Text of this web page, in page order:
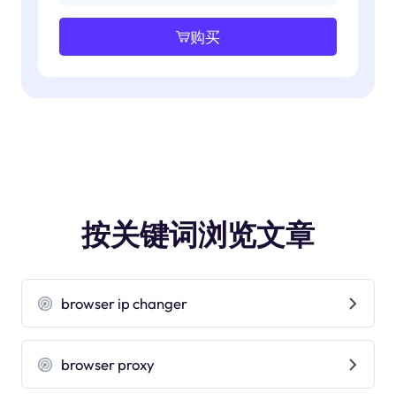
购买
按关键词浏览文章
browser ip changer
browser proxy